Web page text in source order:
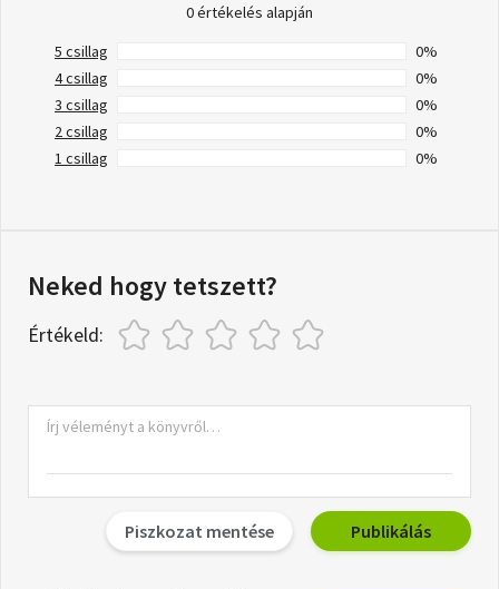
0 értékelés alapján
5 csillag
0%
4 csillag
0%
3 csillag
0%
2 csillag
0%
1 csillag
0%
Neked hogy tetszett?
Értékeld:
Piszkozat mentése Publikálás